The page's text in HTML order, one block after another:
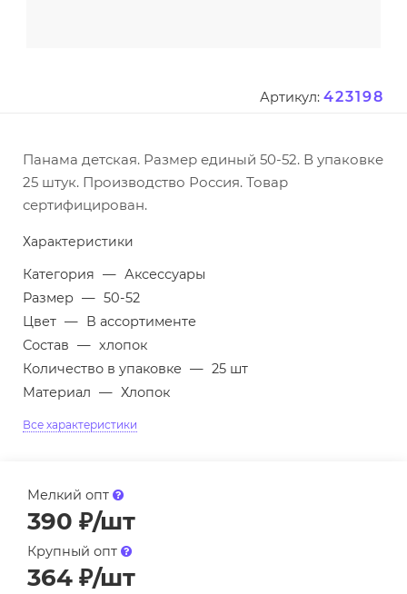
Артикул: 423198
Панама детская. Размер единый 50-52. В упаковке
25 штук. Производство Россия. Товар
сертифицирован.
Характеристики
Категория — Аксессуары
Размер — 50-52
Цвет — В ассортименте
Состав — хлопок
Количество в упаковке — 25 шт
Материал — Хлопок
Все характеристики
Мелкий опт
390 ₽/шт
Крупный опт
364 ₽/шт